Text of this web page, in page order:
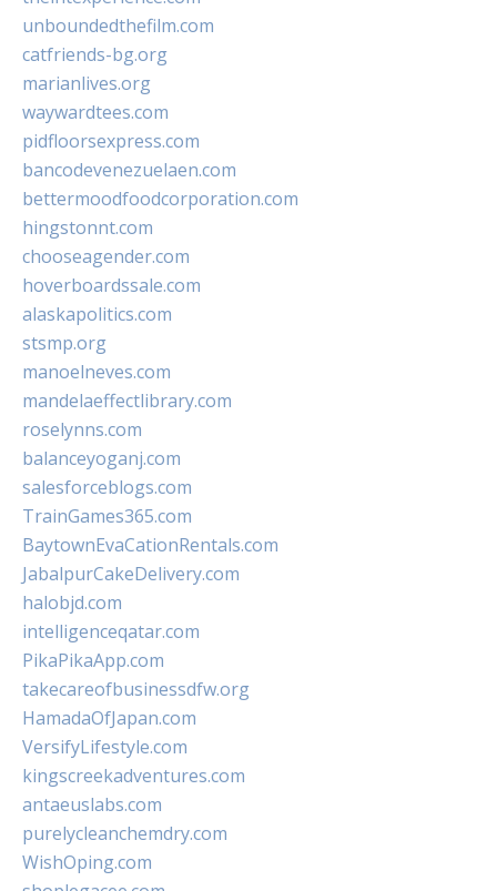
unboundedthefilm.com
catfriends-bg.org
marianlives.org
waywardtees.com
pidfloorsexpress.com
bancodevenezuelaen.com
bettermoodfoodcorporation.com
hingstonnt.com
chooseagender.com
hoverboardssale.com
alaskapolitics.com
stsmp.org
manoelneves.com
mandelaeffectlibrary.com
roselynns.com
balanceyoganj.com
salesforceblogs.com
TrainGames365.com
BaytownEvaCationRentals.com
JabalpurCakeDelivery.com
halobjd.com
intelligenceqatar.com
PikaPikaApp.com
takecareofbusinessdfw.org
HamadaOfJapan.com
VersifyLifestyle.com
kingscreekadventures.com
antaeuslabs.com
purelycleanchemdry.com
WishOping.com